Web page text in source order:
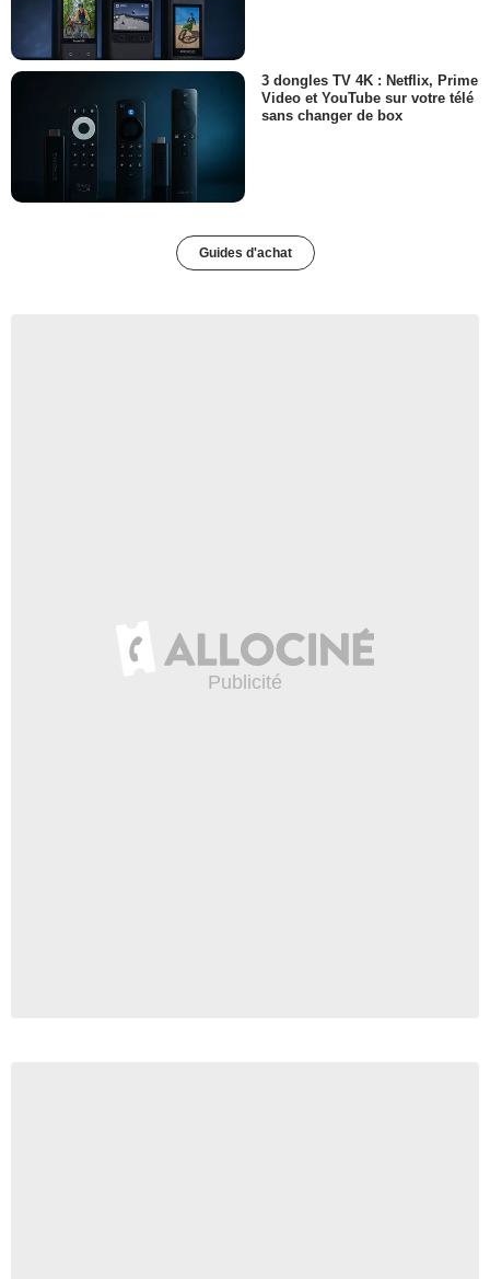
3 dongles TV 4K : Netflix, Prime
Video et YouTube sur votre télé
sans changer de box
Guides d'achat